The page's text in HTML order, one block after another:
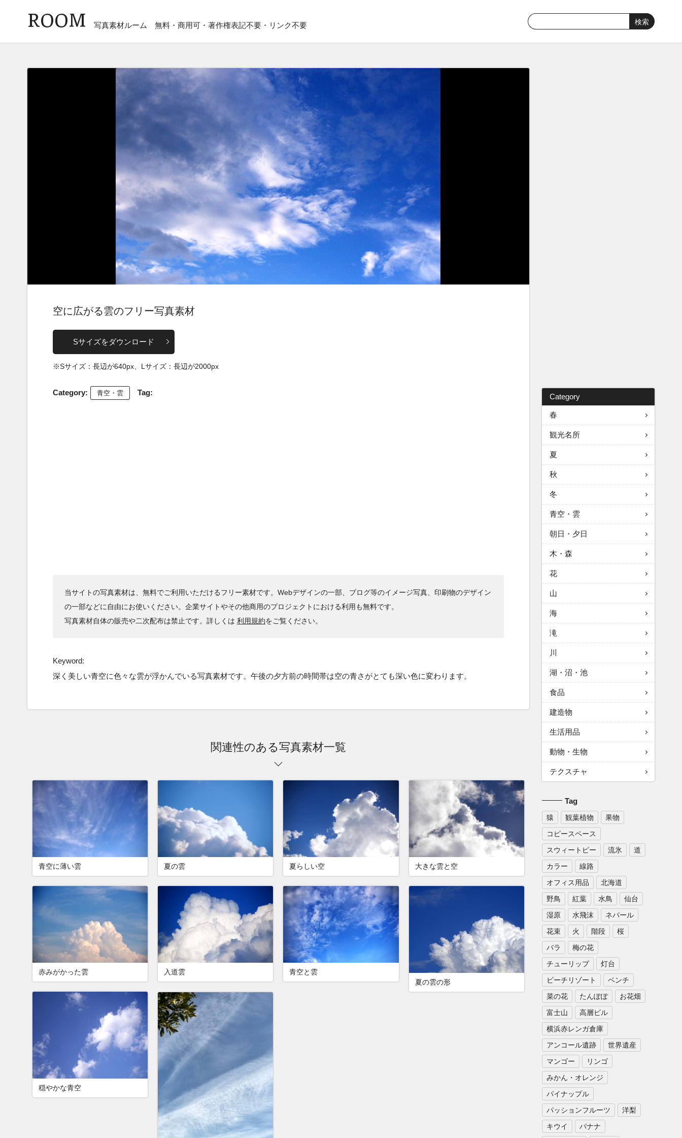
ROOM 写真素材ルーム 無料・商用可・著作権表記不要・リンク不要
空に広がる雲のフリー写真素材
Sサイズをダウンロード
※Sサイズ：長辺が640px、Lサイズ：長辺が2000px
Category: 青空・雲 Tag:
当サイトの写真素材は、無料でご利用いただけるフリー素材です。Webデザインの一部、ブログ等のイメージ写真、印刷物のデザイン
の一部などに自由にお使いください。企業サイトやその他商用のプロジェクトにおける利用も無料です。
写真素材自体の販売や二次配布は禁止です。詳しくは 利用規約をご覧ください。
Keyword:
深く美しい青空に色々な雲が浮かんでいる写真素材です。午後の夕方前の時間帯は空の青さがとても深い色に変わります。
関連性のある写真素材一覧
青空に薄い雲 夏の雲 夏らしい空 大きな雲と空
赤みがかった雲 入道雲
青空と雲
夏の雲の形
穏やかな青空
Category
春
観光名所
夏
秋
冬
青空・雲
朝日・夕日
木・森
花
山
海
滝
川
湖・沼・池
食品
建造物
生活用品
動物・生物
テクスチャ
Tag
猿 観葉植物
果物
コピースペース
スウィートピー
流氷
道
カラー
線路
オフィス用品
北海道
野鳥
紅葉 水鳥
仙台
湿原
水飛沫
ネパール
花束
火 階段
桜
バラ
梅の花
チューリップ
灯台
ビーチリゾート
ベンチ
菜の花
たんぽぽ
お花畑
富士山
高層ビル
横浜赤レンガ倉庫
アンコール遺跡
世界遺産
マンゴー
リンゴ
みかん・オレンジ
パイナップル
パッションフルーツ
洋梨
キウイ
バナナ